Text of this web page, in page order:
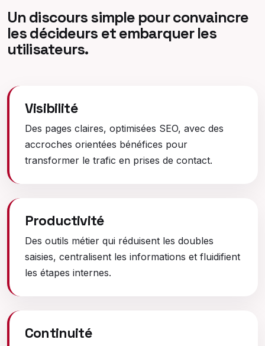
Un discours simple pour convaincre
les décideurs et embarquer les
utilisateurs.
Visibilité
Des pages claires, optimisées SEO, avec des
accroches orientées bénéfices pour
transformer le trafic en prises de contact.
Productivité
Des outils métier qui réduisent les doubles
saisies, centralisent les informations et fluidifient
les étapes internes.
Continuité